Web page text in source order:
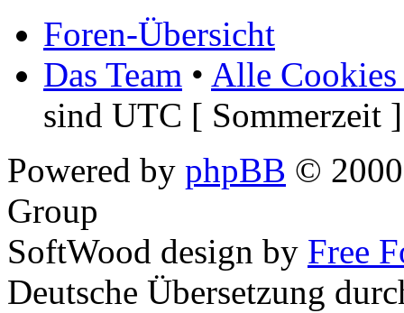
Foren-Übersicht
Das Team • Alle Cookies
sind UTC [ Sommerzeit ]
Powered by phpBB ©
Group
SoftWood design by Free
Deutsche Übersetzung